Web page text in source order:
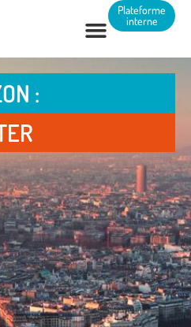
Plateforme
interne
: